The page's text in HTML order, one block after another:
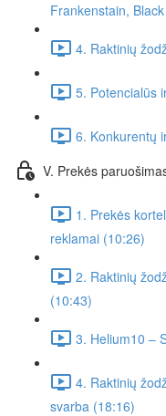
Frankenstain,
4. Raktinių
5. Potencialūs
6. Konkurentų
V. Prekės
1. Prekės
reklamai (10:26)
2. Raktinių
(10:43)
3. Helium10 –
4. Raktinių
svarba (18:16)